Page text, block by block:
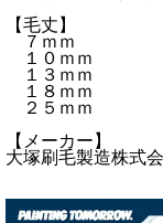
【毛丈】
７ｍｍ
１０ｍｍ
１３ｍｍ
１８ｍｍ
２５ｍｍ
【メーカー】
大塚刷毛製造株式